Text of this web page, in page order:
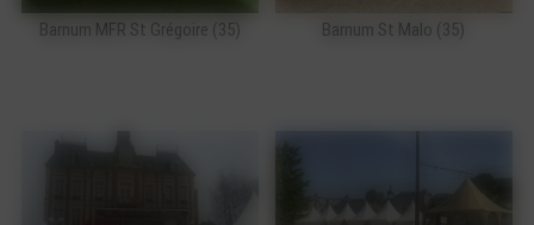
Barnum MFR St Grégoire (35) Barnum St Malo (35)